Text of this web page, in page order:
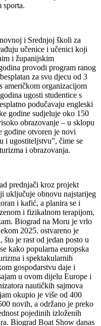
sporta.
i Srednjoj školi za
učenice i učenici koji
i županijskim
provodi program ranog
za svu djecu od 3
američkom organizacijom
ugosti studentice s
podučavaju engleski
godine sudjeluje oko 150
obrazovanje – u sklopu
godine otvoren je novi
i ugostiteljstvu”, čime se
i obrazovanja.
prednjači kroz projekt
uključuje obnovu najstarijeg
i kafić, a planira se i
i fizikalnom terapijom,
Biograd na Moru je vrlo
2025. ostvareno je
je rast od jedan posto u
kako popularna europska
i spektakularnih
gospodarstvu daje i
u ovom dijelu Europe i
nautičkih sajmova
okupio je više od 400
novih, a održano je preko
pojedinih izloženih
Biograd Boat Show danas